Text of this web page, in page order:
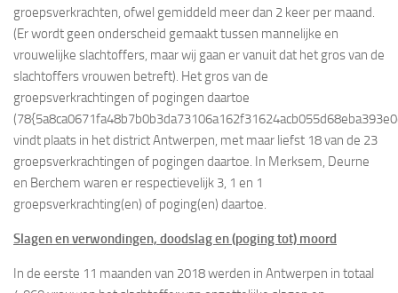
groepsverkrachten, ofwel gemiddeld meer dan 2 keer per maand.
(Er wordt geen onderscheid gemaakt tussen mannelijke en
vrouwelijke slachtoffers, maar wij gaan er vanuit dat het gros van de
slachtoffers vrouwen betreft). Het gros van de
groepsverkrachtingen of pogingen daartoe
vindt plaats in het district Antwerpen, met maar liefst 18 van de 23
groepsverkrachtingen of pogingen daartoe. In Merksem, Deurne
en Berchem waren er respectievelijk 3, 1 en 1
groepsverkrachting(en) of poging(en) daartoe.
Slagen en verwondingen, doodslag en (poging tot) moord
In de eerste 11 maanden van 2018 werden in Antwerpen in totaal